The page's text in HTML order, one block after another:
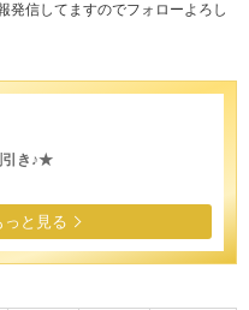
発信してますのでフォローよろし
引き♪★
っと見る